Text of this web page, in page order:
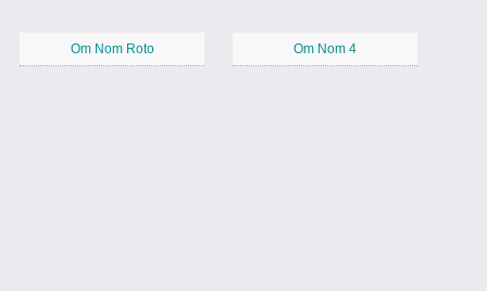
Om Nom Roto Om Nom 4